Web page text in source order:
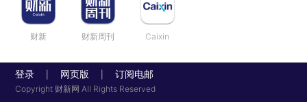
财新 财新周刊 Caixin
登录 网页版 订阅电邮
Copyright 财新网 All Rights Reserved